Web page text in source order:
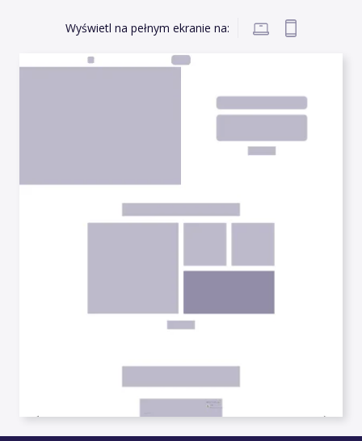
Wyświetl na pełnym ekranie na: